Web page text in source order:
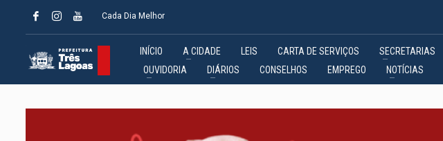
Cada Dia Melhor
INÍCIO A CIDADE LEIS CARTA DE SERVIÇOS SECRETARIAS
OUVIDORIA
DIÁRIOS CONSELHOS EMPREGO NOTÍCIAS